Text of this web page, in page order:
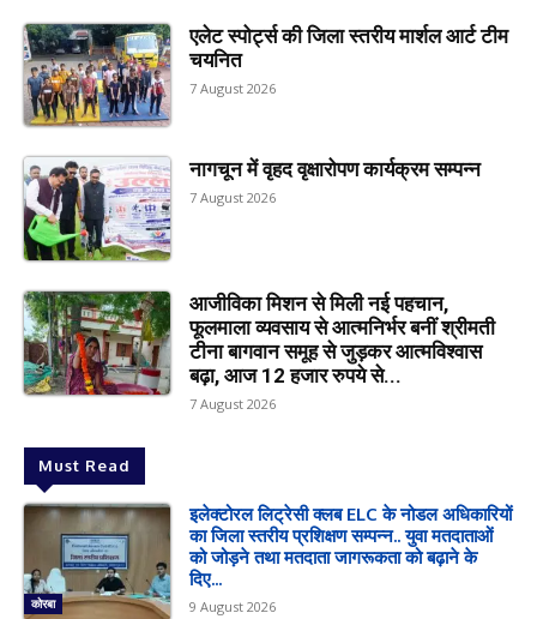
एलेट स्पोर्ट्स की जिला स्तरीय मार्शल आर्ट टीम
चयनित
7 August 2026
नागचून में वृहद वृक्षारोपण कार्यक्रम सम्पन्न
7 August 2026
आजीविका मिशन से मिली नई पहचान,
फूलमाला व्यवसाय से आत्मनिर्भर बनीं श्रीमती
टीना बागवान समूह से जुड़कर आत्मविश्वास
बढ़ा, आज 12 हजार रुपये से...
7 August 2026
Must Read
कोरबा
इलेक्टोरल लिट्रेसी क्लब ELC के नोडल अधिकारियों
का जिला स्तरीय प्रशिक्षण सम्पन्न.. युवा मतदाताओं
को जोड़ने तथा मतदाता जागरूकता को बढ़ाने के
दिए...
9 August 2026